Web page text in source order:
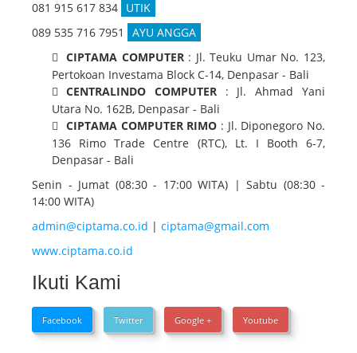
081 915 617 834 UTIK
089 535 716 7951
AYU ANGGA
CIPTAMA COMPUTER: Jl. Teuku Umar No. 123,
Pertokoan Investama Block C-14, Denpasar - Bali
CENTRALINDO COMPUTER: Jl. Ahmad Yani
Utara No. 162B, Denpasar - Bali
CIPTAMA COMPUTER RIMO : Jl. Diponegoro No.
136 Rimo Trade Centre (RTC), Lt. I Booth 6-7,
Denpasar - Bali
Senin - Jumat (08:30 - 17:00 WITA) | Sabtu (08:30 -
14:00 WITA)
admin@ciptama.co.id | ciptama@gmail.com
www.ciptama.co.id
Ikuti Kami
Facebook Twitter Google + Youtube